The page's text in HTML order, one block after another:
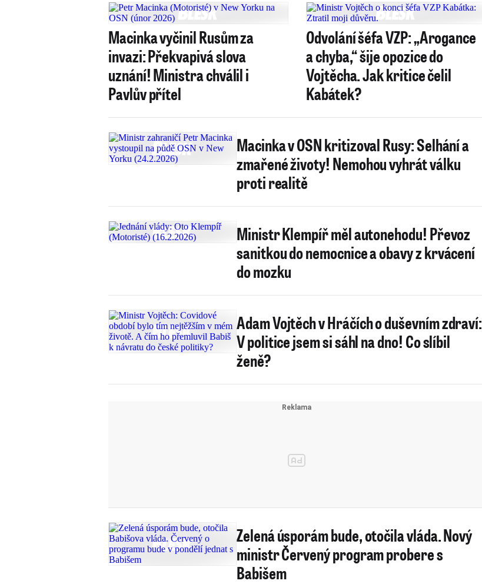
Macinka vyčinil Rusům za
invazi: Překvapivá slova
uznání! Ministra chválil i
Pavlův přítel
Odvolání šéfa VZP: „Arogance
a chyba,“ šije opozice do
Vojtěcha. Jak kritice čelil
Kabátek?
Macinka v OSN kritizoval Rusy: Selhání a
zmařené životy! Nemohou vyhrát válku
proti realitě
Ministr Klempíř měl autonehodu! Převoz
sanitkou do nemocnice a obavy z krvácení
do mozku
Adam Vojtěch v Hráčích o duševním zdraví:
V politice jsem si sáhl na dno! Co slíbil
ženě?
Zelená úsporám bude, otočila vláda. Nový
ministr Červený program probere s
Babišem